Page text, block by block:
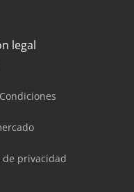
legal
de privacidad